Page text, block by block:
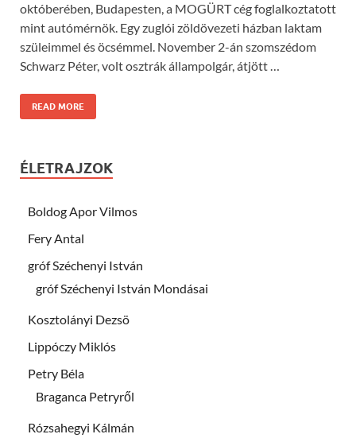
októberében, Budapesten, a MOGÜRT cég foglalkoztatott
mint autómérnök. Egy zuglói zöldövezeti házban laktam
szüleimmel és öcsémmel. November 2-án szomszédom
Schwarz Péter, volt osztrák állampolgár, átjött …
READ MORE
ÉLETRAJZOK
Boldog Apor Vilmos
Fery Antal
gróf Széchenyi István
gróf Széchenyi István Mondásai
Kosztolányi Dezsö
Lippóczy Miklós
Petry Béla
Braganca Petryről
Rózsahegyi Kálmán